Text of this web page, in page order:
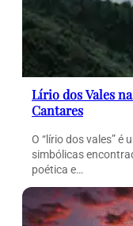
Lírio dos Vales
Cantares
O “lírio dos vales” é
simbólicas
poética e…